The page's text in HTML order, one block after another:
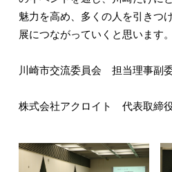
魅力を高め、多くの人を引きつ
展につながっていくと思います。
川崎市交流委員会 担当理事副
株式会社アクロイト 代表取